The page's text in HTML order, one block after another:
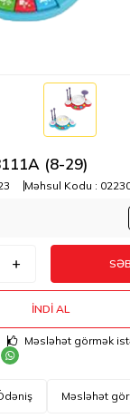
(8-29)
Məhsul Kodu :
İNDI AL
Məsləhət görmək
Məsləhət